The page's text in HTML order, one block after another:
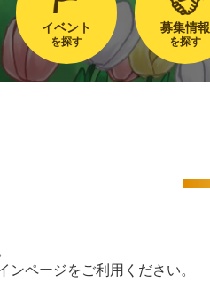
イベント
を探す
募集情報
を探す
ページをご利用ください。